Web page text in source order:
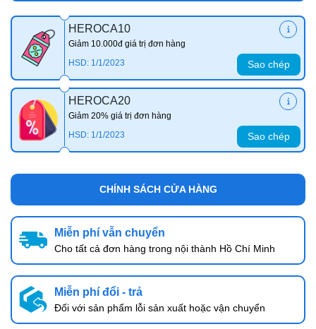
HEROCA10
Giảm 10.000đ giá trị đơn hàng
HSD: 1/1/2023
Sao chép
HEROCA20
Giảm 20% giá trị đơn hàng
HSD: 1/1/2023
Sao chép
CHÍNH SÁCH CỬA HÀNG
Miễn phí vẫn chuyển
Cho tất cả đơn hàng trong nội thành Hồ Chí Minh
Miễn phí đổi - trả
Đối với sản phẩm lỗi sản xuất hoặc vận chuyển